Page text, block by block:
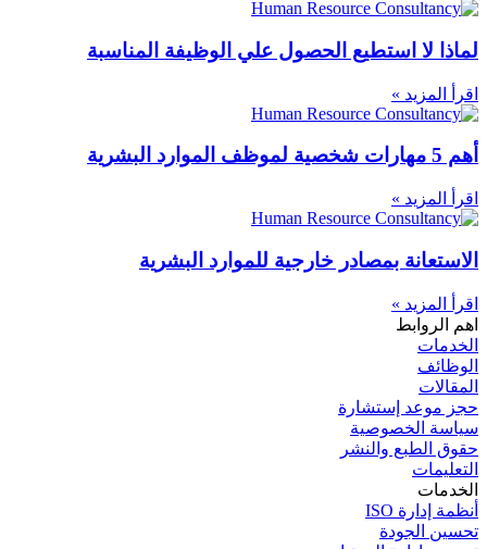
لماذا لا استطيع الحصول علي الوظيفة المناسبة
اقرأ المزيد »
أهم 5 مهارات شخصية لموظف الموارد البشرية
اقرأ المزيد »
الاستعانة بمصادر خارجية للموارد البشرية
اقرأ المزيد »
اهم الروابط
الخدمات
الوظائف
المقالات
حجز موعد إستشارة
سياسة الخصوصية
حقوق الطبع والنشر
التعليمات
الخدمات
أنظمة إدارة ISO
تحسين الجودة